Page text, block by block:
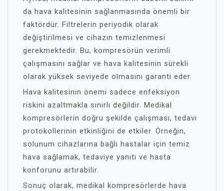
da hava kalitesinin sağlanmasında önemli bir
faktördür. Filtrelerin periyodik olarak
değiştirilmesi ve cihazın temizlenmesi
gerekmektedir. Bu, kompresörün verimli
çalışmasını sağlar ve hava kalitesinin sürekli
olarak yüksek seviyede olmasını garanti eder.
Hava kalitesinin önemi sadece enfeksiyon
riskini azaltmakla sınırlı değildir. Medikal
kompresörlerin doğru şekilde çalışması, tedavi
protokollerinin etkinliğini de etkiler. Örneğin,
solunum cihazlarına bağlı hastalar için temiz
hava sağlamak, tedaviye yanıtı ve hasta
konforunu artırabilir.
Sonuç olarak, medikal kompresörlerde hava